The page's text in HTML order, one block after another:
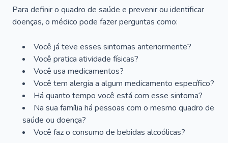
Para definir o quadro de saúde e prevenir ou identificar
doenças, o médico pode fazer perguntas como:
Você já teve esses sintomas anteriormente?
Você pratica atividade físicas?
Você usa medicamentos?
Você tem alergia a algum medicamento específico?
Há quanto tempo você está com esse sintoma?
Na sua família há pessoas com o mesmo quadro de
saúde ou doença?
Você faz o consumo de bebidas alcoólicas?